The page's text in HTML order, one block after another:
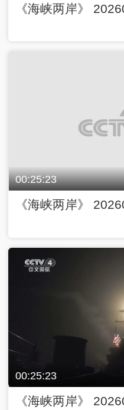
《海峡两岸》
00:25:23
《海峡两岸》
00:25:23
《海峡两岸》